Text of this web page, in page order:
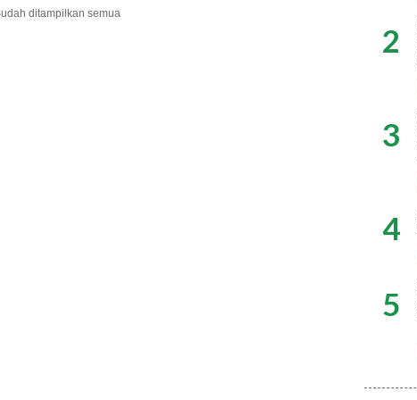
ditampilkan semua
2
3
4
5